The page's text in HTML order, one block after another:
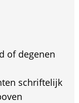
of degenen
schriftelijk